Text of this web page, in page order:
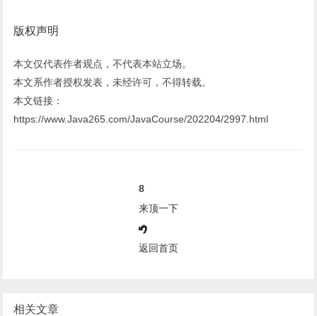
版权声明
本文仅代表作者观点，不代表本站立场。
本文系作者授权发表，未经许可，不得转载。
本文链接：
https://www.Java265.com/JavaCourse/202204/2997.html
8
来顶一下
返回首页
相关文章